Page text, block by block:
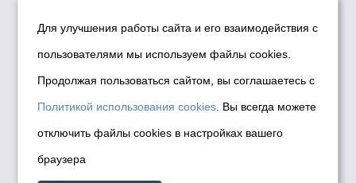
© Департамент информационной политики мэрии
города Новосибирска, 2026
Политика использования Cookies
Политика по обработке персональных
данных в информационных системах
мэрии города Новосибирска
Для улучшения работы сайта и его взаимодействия с
пользователями мы используем файлы cookies.
Продолжая пользоваться сайтом, вы соглашаетесь с
Политикой использования cookies . Вы всегда можете
отключить файлы cookies в настройках вашего
браузера